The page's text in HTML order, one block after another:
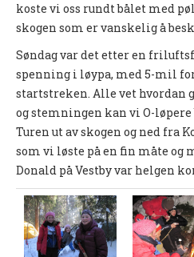
Join Halden?
UFO (2.-10. KLASSE)
Nyheter
Presentasjon UFO
Ny på o-løp?
Nybegynnerkurs
BREDDE
koste vi oss rundt bålet med
skogen som er vanskelig å
Søndag var det etter en
spenning i løypa, med 5-mil
startstreken. Alle vet
og stemningen kan vi O-
Turen ut av skogen og ned fra
som vi løste på en fin måte og
Donald på Vestby var helgen